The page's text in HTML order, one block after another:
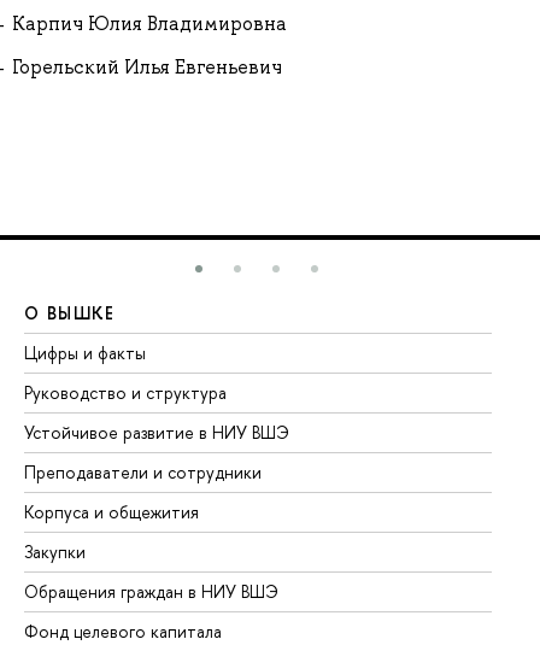
Карпич Юлия Владимировна
Горельский Илья Евгеньевич
О ВЫШКЕ
Цифры и факты
Руководство и структура
Устойчивое развитие в НИУ ВШЭ
Преподаватели и сотрудники
Корпуса и общежития
Закупки
Обращения граждан в НИУ ВШЭ
Фонд целевого капитала